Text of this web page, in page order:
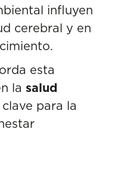
influyen
cerebral y en
esta
la salud
para la